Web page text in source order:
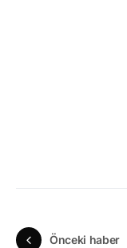
Önceki haber